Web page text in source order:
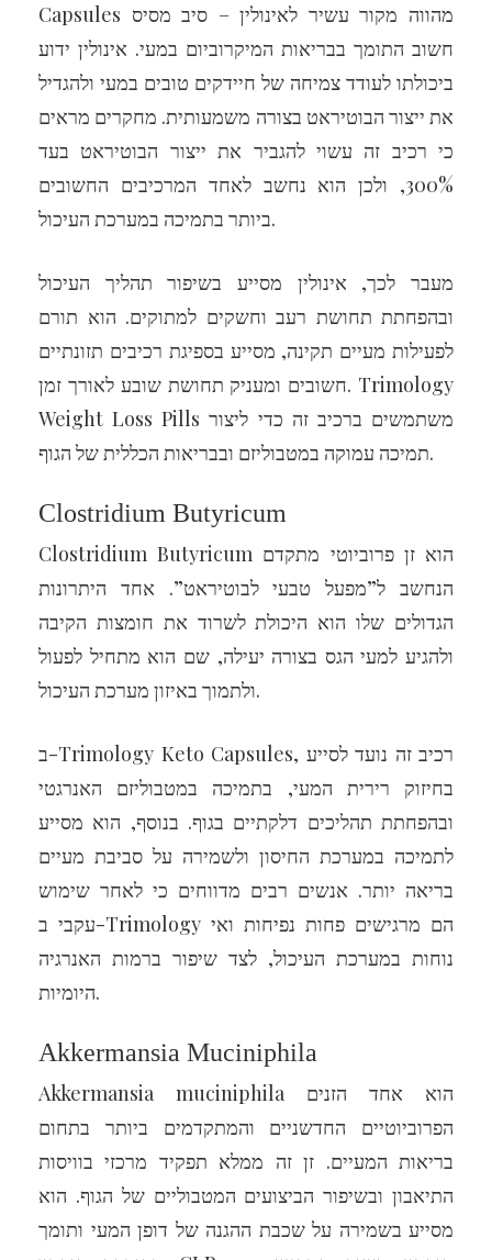
Capsules מהווה מקור עשיר לאינולין – סיב מסיס
חשוב התומך בבריאות המיקרוביום במעי. אינולין ידוע
ביכולתו לעודד צמיחה של חיידקים טובים במעי ולהגדיל
את ייצור הבוטיראט בצורה משמעותית. מחקרים מראים
כי רכיב זה עשוי להגביר את ייצור הבוטיראט בעד
300%, ולכן הוא נחשב לאחד המרכיבים החשובים
ביותר בתמיכה במערכת העיכול.
מעבר לכך, אינולין מסייע בשיפור תהליך העיכול
ובהפחתת תחושת רעב וחשקים למתוקים. הוא תורם
לפעילות מעיים תקינה, מסייע בספיגת רכיבים תזונתיים
חשובים ומעניק תחושת שובע לאורך זמן. Trimology
Weight Loss Pills משתמשים ברכיב זה כדי ליצור
תמיכה עמוקה במטבוליזם ובבריאות הכללית של הגוף.
Clostridium Butyricum
Clostridium Butyricum הוא זן פרוביוטי מתקדם
הנחשב ל”מפעל טבעי לבוטיראט”. אחד היתרונות
הגדולים שלו הוא היכולת לשרוד את חומצות הקיבה
ולהגיע למעי הגס בצורה יעילה, שם הוא מתחיל לפעול
ולתמוך באיזון מערכת העיכול.
ב-Trimology Keto Capsules, רכיב זה נועד לסייע
בחיזוק רירית המעי, בתמיכה במטבוליזם האנרגטי
ובהפחתת תהליכים דלקתיים בגוף. בנוסף, הוא מסייע
לתמיכה במערכת החיסון ולשמירה על סביבת מעיים
בריאה יותר. אנשים רבים מדווחים כי לאחר שימוש
עקבי ב-Trimology הם מרגישים פחות נפיחות ואי
נוחות במערכת העיכול, לצד שיפור ברמות האנרגיה
היומיות.
Akkermansia Muciniphila
Akkermansia muciniphila הוא אחד הזנים
הפרוביוטיים החדשניים והמתקדמים ביותר בתחום
בריאות המעיים. זן זה ממלא תפקיד מרכזי בוויסות
התיאבון ובשיפור הביצועים המטבוליים של הגוף. הוא
מסייע בשמירה על שכבת ההגנה של דופן המעי ותומך